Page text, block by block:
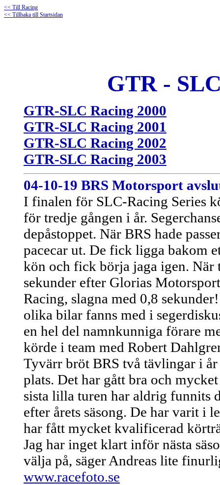
<< Till Racing
<< Tillbaka till Startsidan
GTR -
GTR-SLC Racing 2000
GTR-SLC Racing 2001
GTR-SLC Racing 2002
GTR-SLC Racing 2003
04-10-19 BRS Motorsport
I finalen för SLC-Racing Series
för tredje gången i år.
depåstoppet. När BRS hade
pacecar ut. De fick ligga bakom
kön och fick börja jaga igen. När
sekunder efter Glorias
Racing, slagna med 0,8
olika bilar fanns med i
en hel del namnkunniga förare
körde i team med Robert
Tyvärr bröt BRS två tävlingar i
plats. Det har gått bra och
sista lilla turen har aldrig funnits
efter årets säsong. De har varit i
har fått mycket kvalificerad
Jag har inget klart inför nästa
välja på, säger Andreas lite
www.racefoto.se